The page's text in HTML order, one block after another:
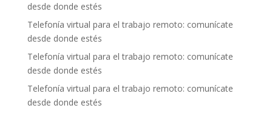
desde donde estés
Telefonía virtual para el trabajo remoto: comunícate
desde donde estés
Telefonía virtual para el trabajo remoto: comunícate
desde donde estés
Telefonía virtual para el trabajo remoto: comunícate
desde donde estés